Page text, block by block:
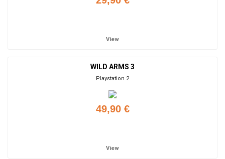
View
WILD ARMS 3
Playstation 2
49,90 €
View